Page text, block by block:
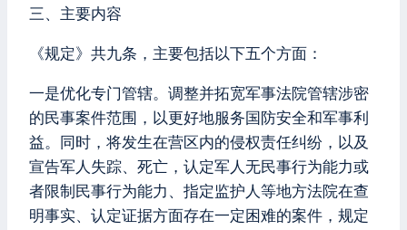
三、主要内容
《规定》共九条，主要包括以下五个方面：
一是优化专门管辖。调整并拓宽军事法院管辖涉密
的民事案件范围，以更好地服务国防安全和军事利
益。同时，将发生在营区内的侵权责任纠纷，以及
宣告军人失踪、死亡，认定军人无民事行为能力或
者限制民事行为能力、指定监护人等地方法院在查
明事实、认定证据方面存在一定困难的案件，规定